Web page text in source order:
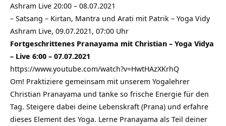
Ashram Live 20:00 – 08.07.2021
– Satsang – Kirtan, Mantra und Arati mit Patrik – Yoga Vidy
Ashram Live, 09.07.2021, 07:00 Uhr
Fortgeschrittenes Pranayama mit Christian – Yoga Vidya
– Live 6:00 – 07.07.2021
https://www.youtube.com/watch?v=HwtHAzXKrhQ
Om! Praktiziere gemeinsam mit unserem Yogalehrer
Christian Pranayama und tanke so frische Energie für den
Tag. Steigere dabei deine Lebenskraft (Prana) und erfahre
dieses Element des Yoga. Lerne Pranayama als Teil deiner